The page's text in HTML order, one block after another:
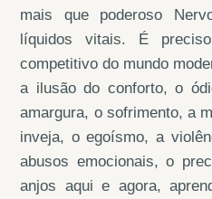
mais que poderoso
líquidos vitais. É
competitivo do mundo
a ilusão do conforto, o
amargura, o sofrimento, a
inveja, o egoísmo, a
abusos emocionais, o
anjos aqui e agora,